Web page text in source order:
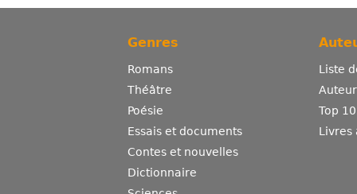
Genres
Romans
Théâtre
Poésie
Essais et documents
Contes et nouvelles
Dictionnaire
Liste
Top
Livres